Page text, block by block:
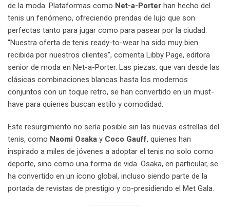
de la moda. Plataformas como Net-a-Porter han hecho del
tenis un fenómeno, ofreciendo prendas de lujo que son
perfectas tanto para jugar como para pasear por la ciudad.
“Nuestra oferta de tenis ready-to-wear ha sido muy bien
recibida por nuestros clientes”, comenta Libby Page, editora
senior de moda en Net-a-Porter. Las piezas, que van desde las
clásicas combinaciones blancas hasta los modernos
conjuntos con un toque retro, se han convertido en un must-
have para quienes buscan estilo y comodidad.
Este resurgimiento no sería posible sin las nuevas estrellas del
tenis, como Naomi Osaka y Coco Gauff, quienes han
inspirado a miles de jóvenes a adoptar el tenis no solo como
deporte, sino como una forma de vida. Osaka, en particular, se
ha convertido en un ícono global, incluso siendo parte de la
portada de revistas de prestigio y co-presidiendo el Met Gala.